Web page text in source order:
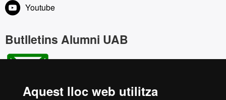
Aquest lloc web utilitza
Youtube
Butlletins Alumni UAB
Alumni, no et perdis el butlletí!